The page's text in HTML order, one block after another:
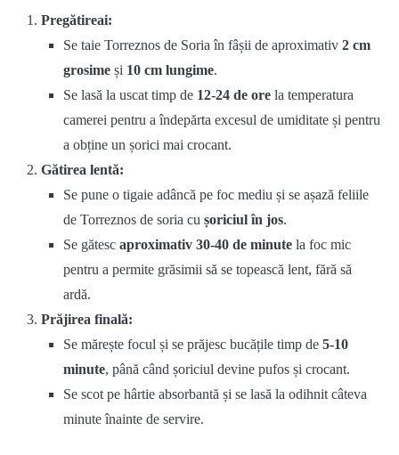
Pregătireai:
Se taie Torreznos de Soria în fâșii de aproximativ2 cm
grosime și 10 cm lungime.
Se lasă la uscat timp de 12-24 de ore la temperatura
camerei pentru a îndepărta excesul de umiditate și pentru
a obține un șorici mai crocant.
Gătirea lentă:
Se pune o tigaie adâncă pe foc mediu și se așază feliile
de Torreznos de soria cușoriciul în jos.
Se gătescaproximativ 30-40 de minute la foc mic
pentru a permite grăsimii să se topească lent, fără să
ardă.
Prăjirea finală:
Se mărește focul și se prăjesc bucățile timp de5-10
minute, până când șoriciul devine pufos și crocant.
Se scot pe hârtie absorbantă și se lasă la odihnit câteva
minute înainte de servire.